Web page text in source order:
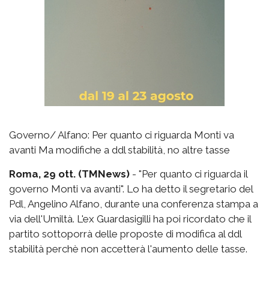
Governo/ Alfano: Per quanto ci riguarda Monti va
avanti Ma modifiche a ddl stabilità, no altre tasse
Roma, 29 ott. (TMNews) - "Per quanto ci riguarda il
governo Monti va avanti". Lo ha detto il segretario del
Pdl, Angelino Alfano, durante una conferenza stampa a
via dell'Umiltà. L'ex Guardasigilli ha poi ricordato che il
partito sottoporrà delle proposte di modifica al ddl
stabilità perchè non accetterà l'aumento delle tasse.